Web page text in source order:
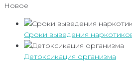
Новое
Сроки выведения
Детоксикация организма